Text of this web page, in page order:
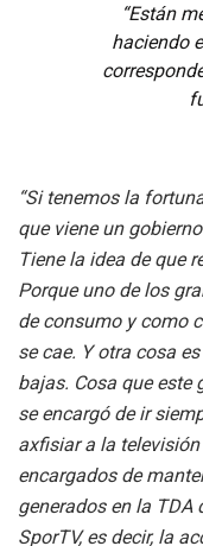
“Están
haciendo
“Si tenemos la
que viene un
Tiene la idea de que
Porque uno de los
de consumo y como
se cae. Y otra cosa
bajas. Cosa que este
se encargó de ir
axfisiar a la
encargados de
generados en la TDA
SporTV, es decir, la